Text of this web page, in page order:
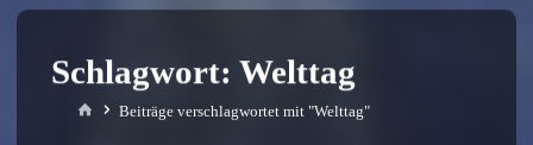
Schlagwort:Welttag
StartBeiträge verschlagwortet mit "Welttag"